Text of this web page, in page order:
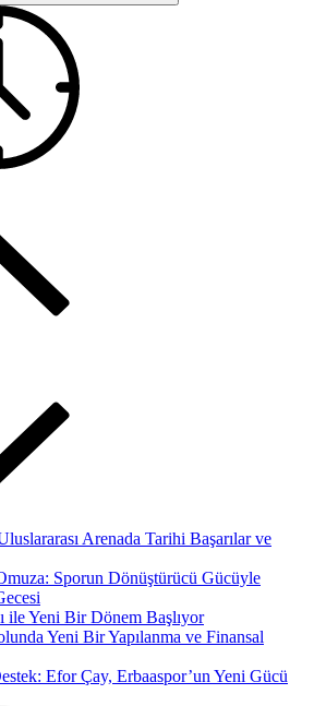
Arenada Tarihi Başarılar ve
Sporun Dönüştürücü Gücüyle
ile Yeni Bir Dönem Başlıyor
Yeni Bir Yapılanma ve Finansal
Efor Çay, Erbaaspor’un Yeni Gücü